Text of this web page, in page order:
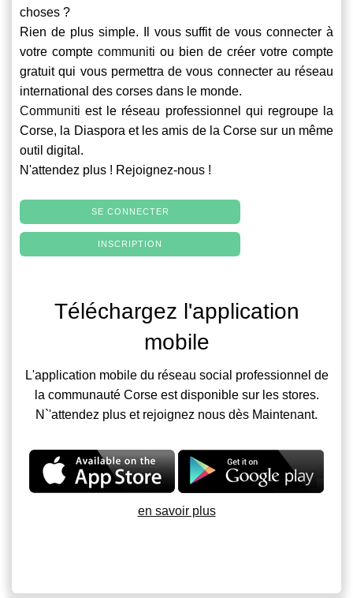
choses ?
Rien de plus simple. Il vous suffit de vous connecter à
votre compte communiti ou bien de créer votre compte
gratuit qui vous permettra de vous connecter au réseau
international des corses dans le monde.
Communiti est le réseau professionnel qui regroupe la
Corse, la Diaspora et les amis de la Corse sur un même
outil digital.
N'attendez plus ! Rejoignez-nous !
SE CONNECTER
INSCRIPTION
Téléchargez l'application
mobile
L'application mobile du réseau social professionnel de
la communauté Corse est disponible sur les stores.
N`'attendez plus et rejoignez nous dès Maintenant.
en savoir plus